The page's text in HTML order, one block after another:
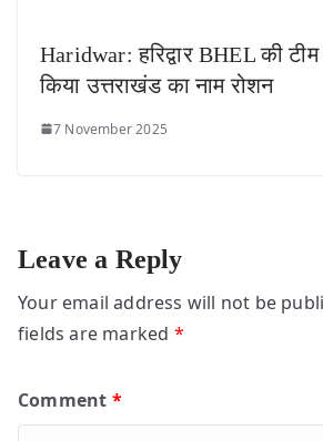
Haridwar: हरिद्वार BHEL की
किया उत्तराखंड का नाम रोशन
7 November 2025
Leave a Reply
Your email address will not be
fields are marked *
Comment *